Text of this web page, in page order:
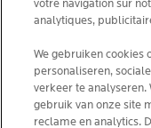
La Roche-Posay
86270 La Roche-Posay
[email protected]
votre navigation sur
analytiques,
We gebruiken cookies
personaliseren,
verkeer te
gebruik van onze site
reclame en analytics.